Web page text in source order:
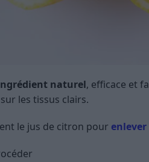
naturel, efficace et
les tissus clairs.
le jus de citron pour enlever